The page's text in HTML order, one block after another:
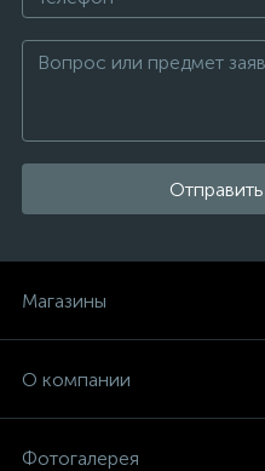
Магазины
О компании
Фотогалерея